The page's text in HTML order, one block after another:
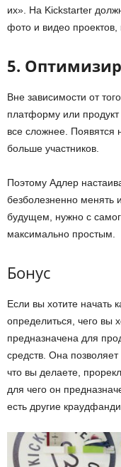
их». На Kickstarter
фото и видео
5. О
Вне зависимости от
платформу или
все сложнее. Появятся
больше участников.
Поэтому Адлер
безболезненно менять
будущем, нужно с
максимально простым.
Бонус
Если вы хотите начать
определиться, чего вы
предназначена для
средств. Она позволяет
что вы делаете,
для чего он
есть другие